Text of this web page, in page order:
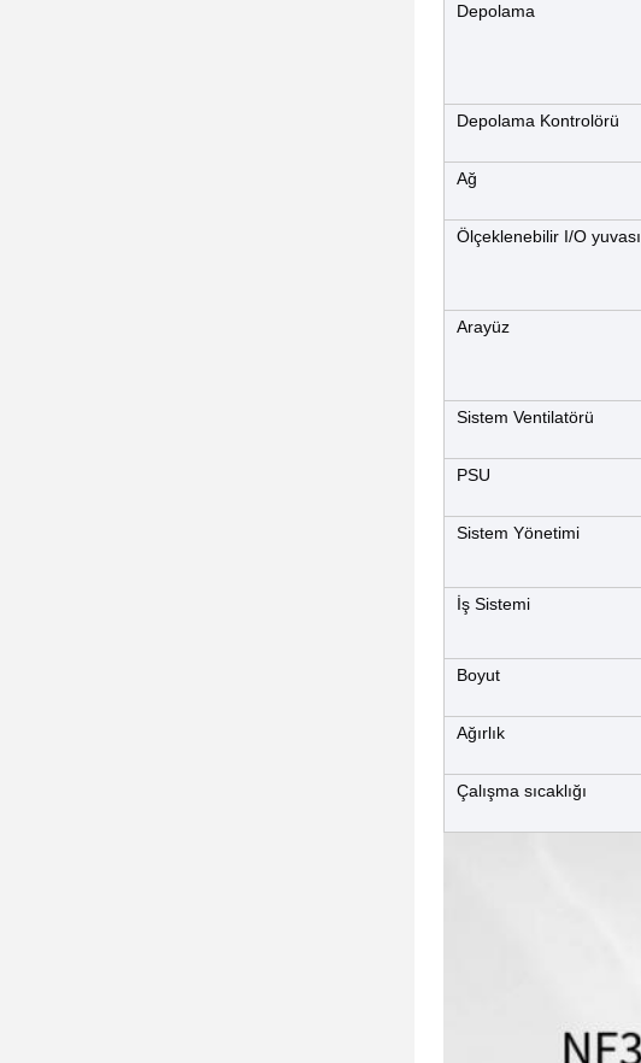
Depolama
Depolama Kontrolörü
Ağ
Ölçeklenebilir I/O yuvası
Arayüz
Sistem Ventilatörü
PSU
Sistem Yönetimi
İş Sistemi
Boyut
Ağırlık
Çalışma sıcaklığı